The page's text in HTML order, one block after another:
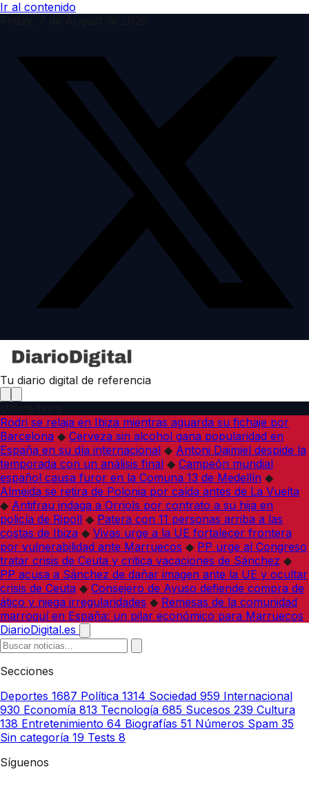
Ir al contenido
Tu diario digital de referencia
Rodri se relaja en Ibiza mientras aguarda su fichaje por
Barcelona ◆ Cerveza sin alcohol gana popularidad en
España en su día internacional ◆ Antoni Daimiel despide la
temporada con un análisis final ◆ Campeón mundial
español causa furor en la Comuna 13 de Medellín ◆
Almeida se retira de Polonia por caída antes de La Vuelta
◆ Antifrau indaga a Orriols por contrato a su hija en
policía de Ripoll ◆ Patera con 11 personas arriba a las
costas de Ibiza ◆ Vivas urge a la UE fortalecer frontera
por vulnerabilidad ante Marruecos ◆ PP urge al Congreso
tratar crisis de Ceuta y critica vacaciones de Sánchez ◆
PP acusa a Sánchez de dañar imagen ante la UE y ocultar
crisis de Ceuta ◆ Consejero de Ayuso defiende compra de
ático y niega irregularidades ◆ Remesas de la comunidad
marroquí en España: un pilar económico para Marruecos
DiarioDigital.es
Secciones
Deportes 1687 Política 1314 Sociedad 959 Internacional
930 Economía 813 Tecnología 685 Sucesos 239 Cultura
138 Entretenimiento 64 Biografías 51 Números Spam 35
Sin categoría 19 Tests 8
Síguenos